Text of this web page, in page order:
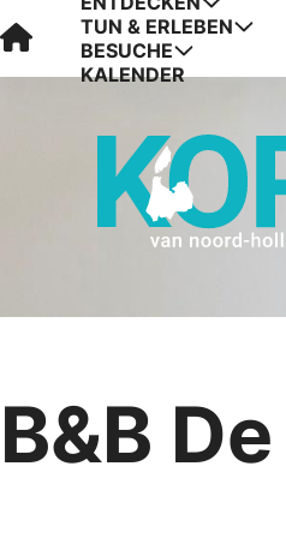
Visit Kop van Holland
TUN & ERLEBEN
BESUCHE
KALENDER
B&B